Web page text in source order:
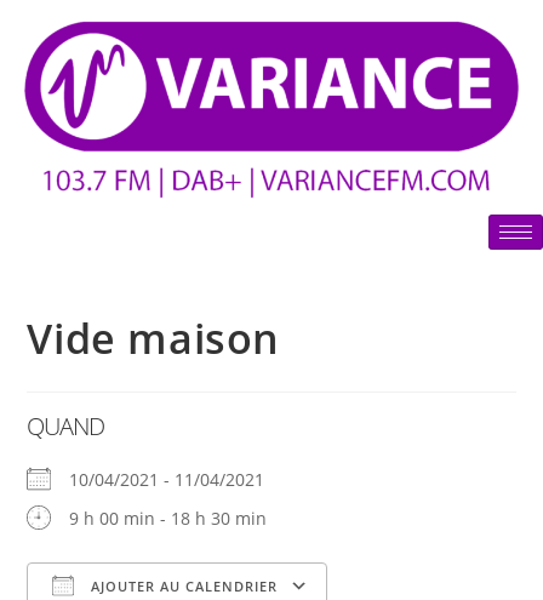
Vide maison
QUAND
10/04/2021 - 11/04/2021
9 h 00 min - 18 h 30 min
AJOUTER AU CALENDRIER